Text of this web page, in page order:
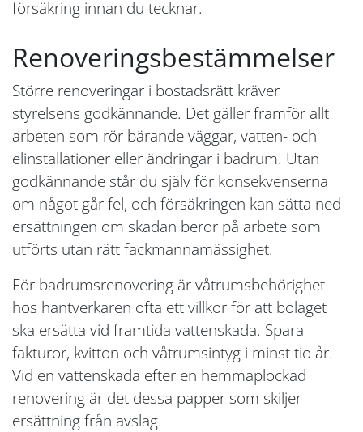
försäkring innan du tecknar.
Renoveringsbestämmelser
Större renoveringar i bostadsrätt kräver
styrelsens godkännande. Det gäller framför allt
arbeten som rör bärande väggar, vatten- och
elinstallationer eller ändringar i badrum. Utan
godkännande står du själv för konsekvenserna
om något går fel, och försäkringen kan sätta ned
ersättningen om skadan beror på arbete som
utförts utan rätt fackmannamässighet.
För badrumsrenovering är våtrumsbehörighet
hos hantverkaren ofta ett villkor för att bolaget
ska ersätta vid framtida vattenskada. Spara
fakturor, kvitton och våtrumsintyg i minst tio år.
Vid en vattenskada efter en hemmaplockad
renovering är det dessa papper som skiljer
ersättning från avslag.